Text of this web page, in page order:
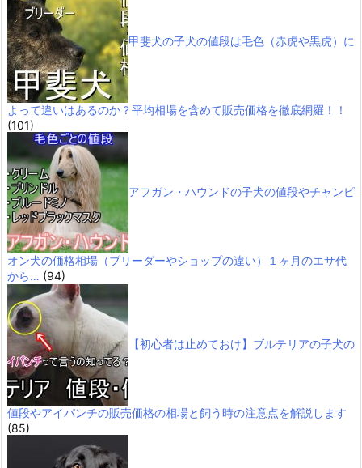
甲斐犬の子犬の値段は毛色（赤虎や黒虎）に
よって違いはあるのか？平均相場を含めて販売価格を徹底網羅！！
(101)
アフガン・ハウンドの子犬の値段やチャンピ
オン犬の価格相場（ブリーダーやショップの違い）１ヶ月のエサ代
から… (94)
【初心者は止めておけ】ブルテリアの子犬の
値段やアイパンチの販売価格の相場と飼う時の注意点を解説します
(85)